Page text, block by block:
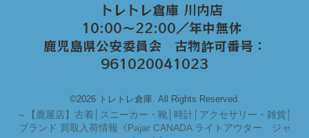
トレトレ倉庫 川内店
10:00〜22:00／年中無休
鹿児島県公安委員会 古物許可番号：
961020041023
©2026 トレトレ倉庫. All Rights Reserved.
～
【鹿屋店】古着│スニーカー・靴│時計│アクセサリー・雑貨│
ブランド 買取入荷情報《Pajar CANADA ライトアウター ジャ